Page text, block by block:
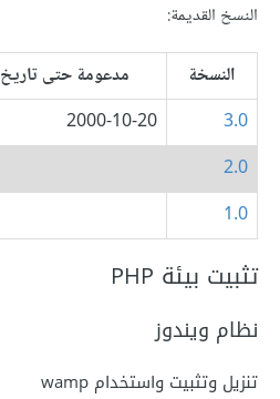
النسخ القديمة:
النسخة
مدعومة حتى تاريخ
3.0
2000-10-20
2.0
1.0
تثبيت بيئة PHP
نظام ويندوز
تنزيل وتثبيت واستخدام wamp